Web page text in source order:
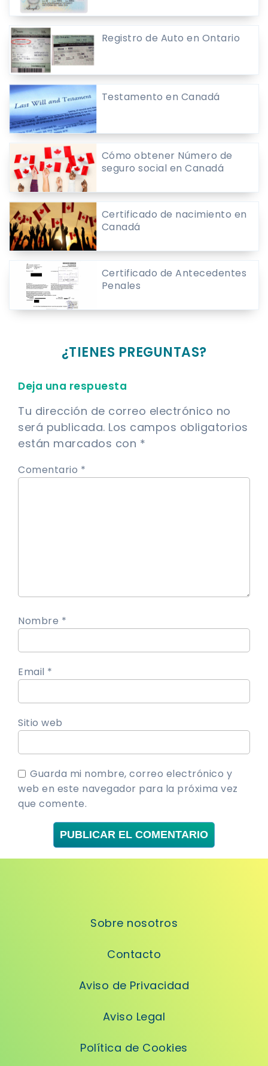
Registro de Auto en Ontario
Testamento en Canadá
Cómo obtener Número de
seguro social en Canadá
Certificado de nacimiento en
Canadá
Certificado de Antecedentes
Penales
¿TIENES PREGUNTAS?
Deja una respuesta
Tu dirección de correo electrónico no
será publicada. Los campos obligatorios
están marcados con *
Comentario *
Nombre *
Email *
Sitio web
Guarda mi nombre, correo electrónico y
web en este navegador para la próxima vez
que comente.
Sobre nosotros
Contacto
Aviso de Privacidad
Aviso Legal
Política de Cookies